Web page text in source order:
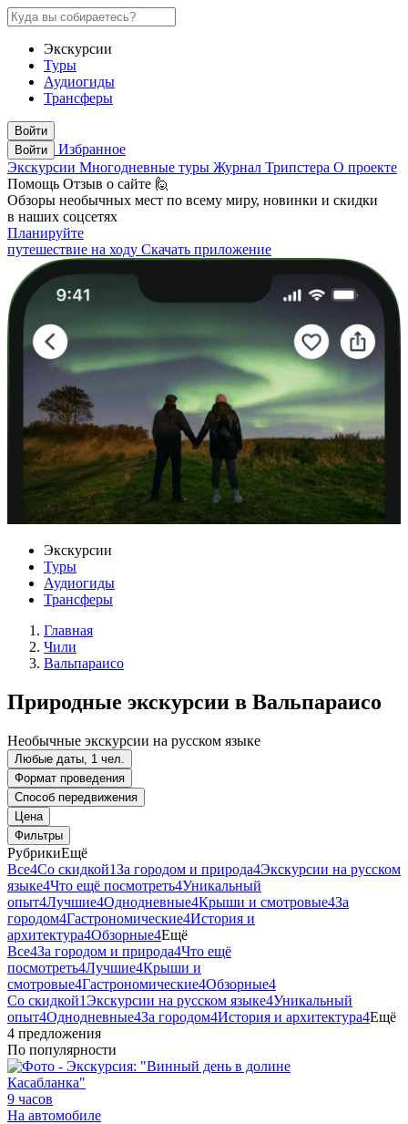
Экскурсии
Туры
Аудиогиды
Трансферы
Войти
Войти
Избранное
Экскурсии Многодневные туры Журнал Трипстера О проекте
Помощь Отзыв о сайте 🙋
Обзоры необычных мест по всему миру, новинки и скидки
в наших соцсетях
Планируйте
путешествие на ходу Скачать приложение
Экскурсии
Туры
Аудиогиды
Трансферы
Главная
Чили
Вальпараисо
Природные экскурсии в Вальпараисо
Необычные экскурсии на русском языке
Любые даты, 1 чел.
Формат проведения
Способ передвижения
Цена
Фильтры
РубрикиЕщё
Все4Со скидкой1За городом и природа4Экскурсии на русском
языке4Что ещё посмотреть4Уникальный
опыт4Лучшие4Однодневные4Крыши и смотровые4За
городом4Гастрономические4История и
архитектура4Обзорные4Ещё
Все4За городом и природа4Что ещё
посмотреть4Лучшие4Крыши и
смотровые4Гастрономические4Обзорные4
Со скидкой1Экскурсии на русском языке4Уникальный
опыт4Однодневные4За городом4История и архитектура4Ещё
4 предложения
По популярности
9 часов
На автомобиле